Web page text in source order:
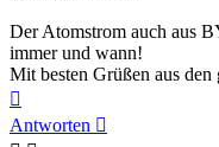
Der Atomstrom auch aus
immer und wann!
Mit besten Grüßen aus
oben
Antworten